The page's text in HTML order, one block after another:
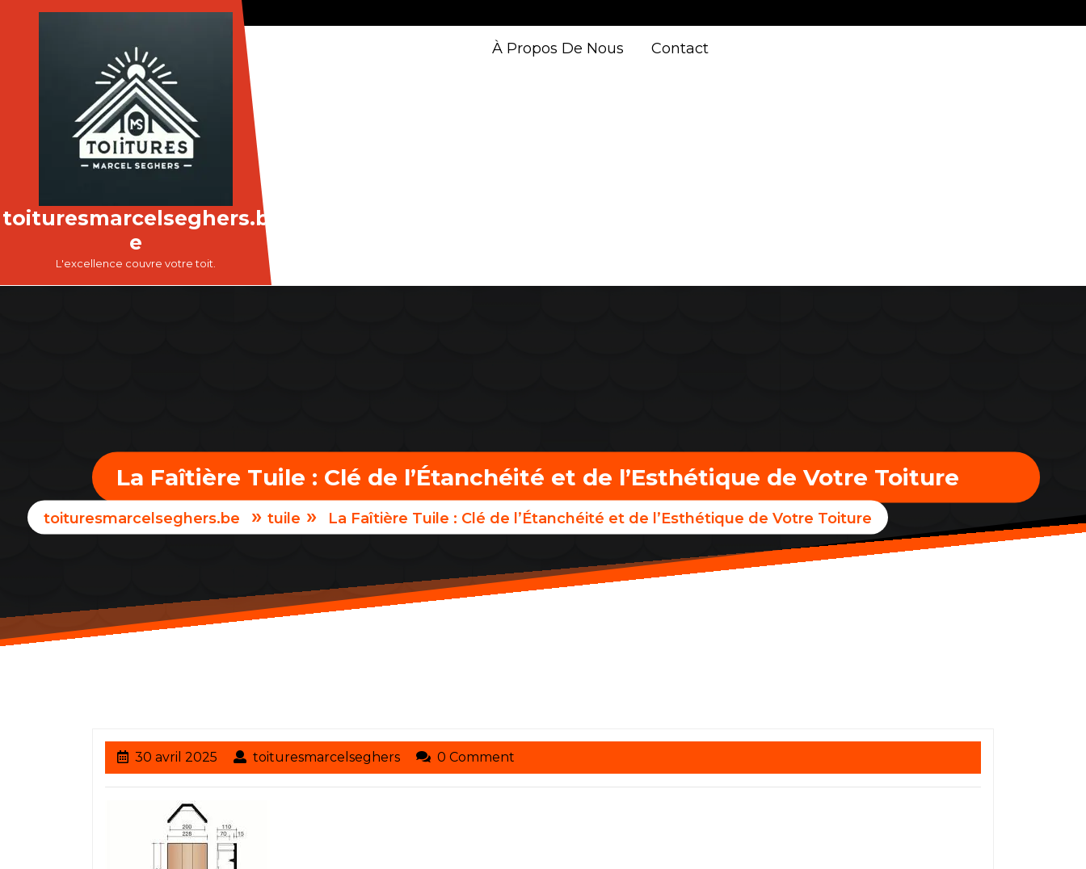
toituresmarcelseghers.b
e
L'excellence couvre votre toit.
À Propos De Nous Contact
La Faîtière Tuile : Clé de l’Étanchéité et de l’Esthétique de Votre Toiture
toituresmarcelseghers.be » tuile » La Faîtière Tuile : Clé de l’Étanchéité et de l’Esthétique de Votre Toiture
30 avril 2025
avril
toituresmarcelsegherstoituresmarcelseghers
0 Comment